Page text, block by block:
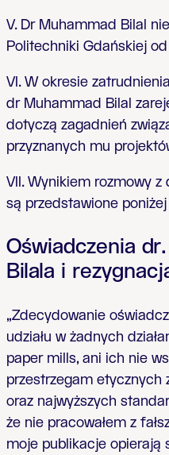
V. Dr Muhammad Bilal
Politechniki Gdańskiej
VI. W okresie
dr Muhammad Bilal
dotyczą zagadnień
przyznanych mu
VII. Wynikiem rozmowy
są przedstawione
Oświadczenia
Bilala i
„Zdecydowanie
udziału w żadnych
paper mills, ani ich nie
przestrzegam etycznych
oraz najwyższych
że nie pracowałem z
moje publikacje opierają